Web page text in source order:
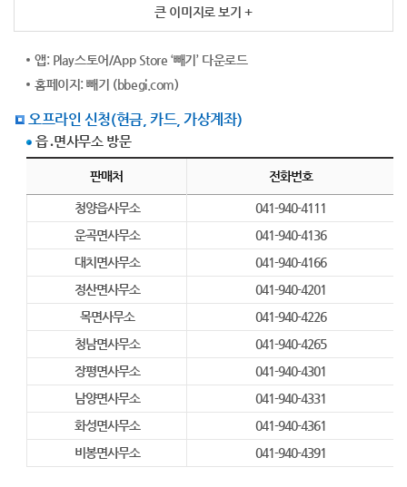
큰 이미지로 보기 +
앱: Play스토어/App Store ‘빼기’ 다운로드
홈페이지: 빼기 (bbegi.com)
오프라인 신청(현금, 카드, 가상계좌)
읍․면사무소 방문
오프라인 신청(현금, 카드, 가상계좌) - 판매처, 전화번호 정보제공
판매처
전화번호
청양읍사무소
041-940-4111
운곡면사무소
041-940-4136
대치면사무소
041-940-4166
정산면사무소
041-940-4201
목면사무소
041-940-4226
청남면사무소
041-940-4265
장평면사무소
041-940-4301
남양면사무소
041-940-4331
화성면사무소
041-940-4361
비봉면사무소
041-940-4391